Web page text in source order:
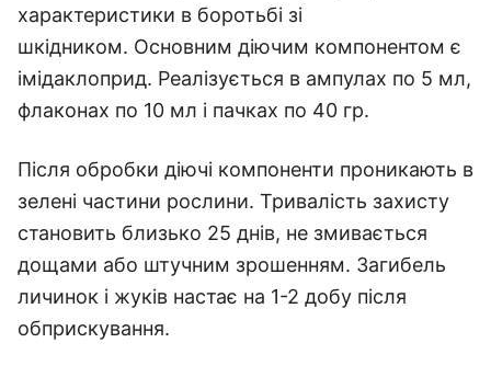
характеристики в боротьбі зі
шкідником. Основним діючим компонентом є
імідаклоприд. Реалізується в ампулах по 5 мл,
флаконах по 10 мл і пачках по 40 гр.
Після обробки діючі компоненти проникають в
зелені частини рослини. Тривалість захисту
становить близько 25 днів, не змивається
дощами або штучним зрошенням. Загибель
личинок і жуків настає на 1-2 добу після
обприскування.